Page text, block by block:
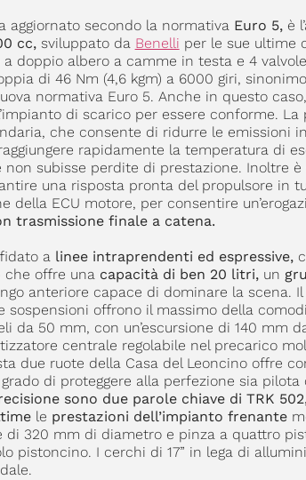
aggiornato secondo la normativa Euro 5, è
cc, sviluppato da Benelli per le sue ultime
doppio albero a camme in testa e 4
di 46 Nm (4,6 kgm) a 6000 giri,
normativa Euro 5. Anche in questo
di scarico per essere conforme.
che consente di ridurre le
rapidamente la temperatura di
non subisse perdite di prestazione. Inoltre
una risposta pronta del propulsore in
della ECU motore, per consentire
trasmissione finale a catena.
a linee intraprendenti ed espressive,
che offre una capacità di ben 20 litri, un
anteriore capace di dominare la
sospensioni offrono il massimo della
da 50 mm, con un’escursione di 140 mm
centrale regolabile nel precarico
due ruote della Casa del Leoncino offre
di proteggere alla perfezione sia pilota
sono due parole chiave di TRK
le prestazioni dell’impianto frenante
di 320 mm di diametro e pinza a quattro
pistoncino. I cerchi di 17” in lega di